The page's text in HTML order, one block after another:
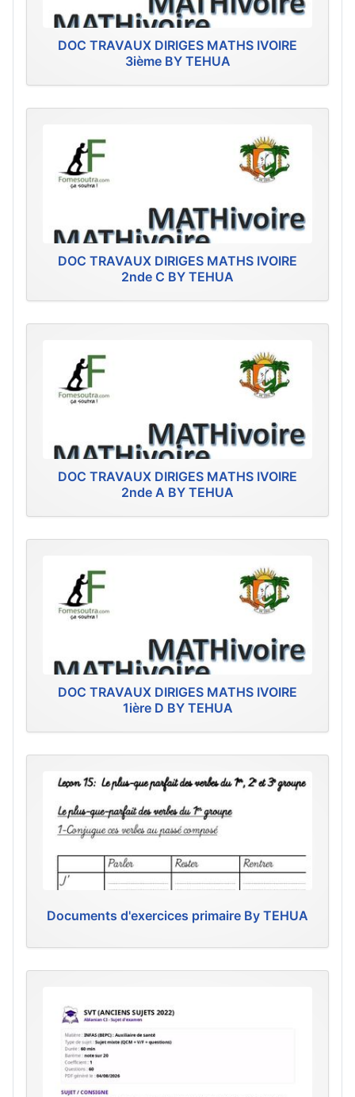
DOC TRAVAUX DIRIGES MATHS IVOIRE
3ième BY TEHUA
DOC TRAVAUX DIRIGES MATHS IVOIRE
2nde C BY TEHUA
DOC TRAVAUX DIRIGES MATHS IVOIRE
2nde A BY TEHUA
DOC TRAVAUX DIRIGES MATHS IVOIRE
1ière D BY TEHUA
Documents d'exercices primaire By TEHUA